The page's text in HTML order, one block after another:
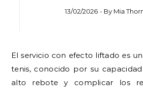
13/02/2026 - By Mia
El servicio con efecto liftado es una arma vital en el
tenis, conocido por su
alto rebote y complicar los